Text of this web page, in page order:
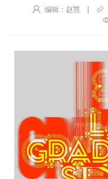
编辑：赵慧 |